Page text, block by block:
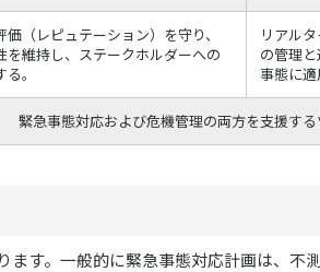
（レピュテーション）を守り、
を維持し、ステークホルダーへの
。
リアル
の管理
事態に適
緊急事態対応および危機管理の両方を支援する
す。一般的に緊急事態対応計画は、不